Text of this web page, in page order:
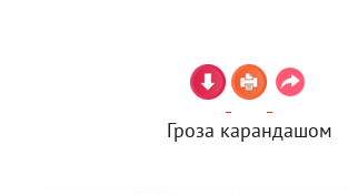
Гроза карандашом